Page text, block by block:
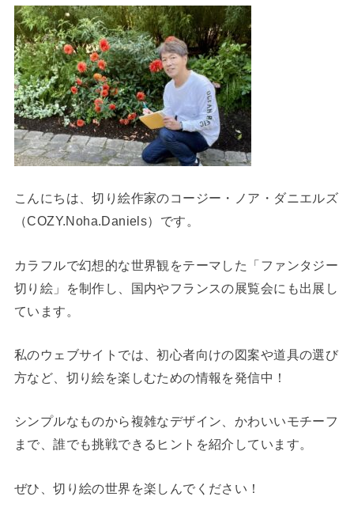
こんにちは、切り絵作家のコージー・ノア・ダニエルズ
（COZY.Noha.Daniels）です。
カラフルで幻想的な世界観をテーマした「ファンタジー
切り絵」を制作し、国内やフランスの展覧会にも出展し
ています。
私のウェブサイトでは、初心者向けの図案や道具の選び
方など、切り絵を楽しむための情報を発信中！
シンプルなものから複雑なデザイン、かわいいモチーフ
まで、誰でも挑戦できるヒントを紹介しています。
ぜひ、切り絵の世界を楽しんでください！